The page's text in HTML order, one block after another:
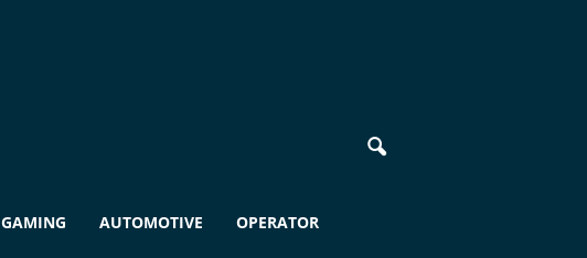
GAMING AUTOMOTIVE OPERATOR